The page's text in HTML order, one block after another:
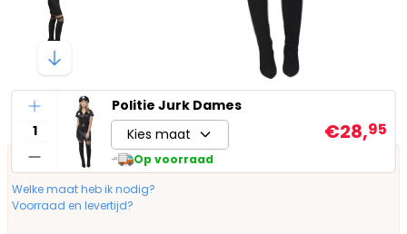
Aantal
Politie Jurk Dames
Kies maat
Op voorraad
€28,95
Welke maat heb ik nodig?
Voorraad en levertijd?